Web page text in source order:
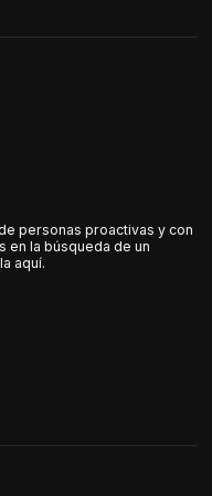
personas proactivas y con
en la búsqueda de un
aquí.